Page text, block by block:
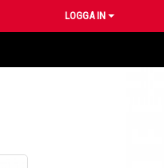
LOGGA IN